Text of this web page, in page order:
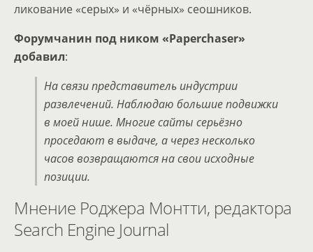
ликование «серых» и «чёрных» сеошников.
Форумчанин под ником «Paperchaser»
добавил:
На связи представитель индустрии
развлечений. Наблюдаю большие подвижки
в моей нише. Многие сайты серьёзно
проседают в выдаче, а через несколько
часов возвращаются на свои исходные
позиции.
Мнение Роджера Монтти, редактора
Search Engine Journal